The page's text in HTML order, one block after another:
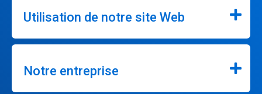
Utilisation de notre site Web
Notre entreprise